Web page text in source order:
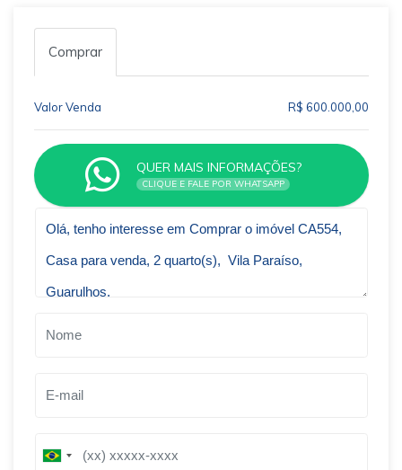
Comprar
Valor Venda R$ 600.000,00
QUER MAIS INFORMAÇÕES?
CLIQUE E FALE POR WHATSAPP
B